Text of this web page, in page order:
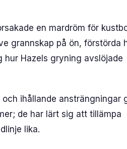
en mardröm för
grannskap på ön, förstörda
hur Hazels gryning avslöjade
ihållande ansträngningar
de har lärt sig att tillämpa
lika.